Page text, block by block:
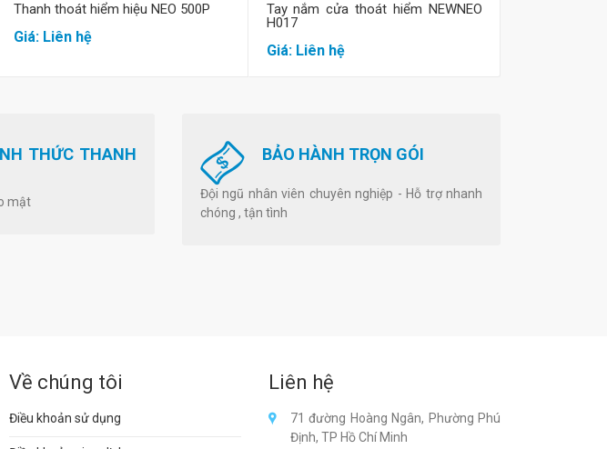
Thanh thoát hiểm hiệu NEO 500P
Giá: Liên hệ
Tay nắm cửa thoát hiểm NEWNEO
H017
Giá: Liên hệ
THỨC THANH
mật
BẢO HÀNH TRỌN GÓI
Đội ngũ nhân viên chuyên nghiệp - Hỗ trợ nhanh
chóng , tận tình
Về chúng tôi
Điều khoản sử dụng
Liên hệ
71 đường Hoàng Ngân, Phường Phú
Định, TP Hồ Chí Minh